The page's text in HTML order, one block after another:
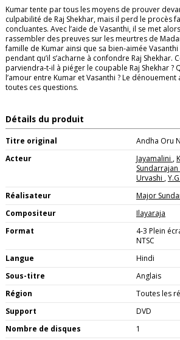
Kumar tente par tous les moyens de prouver
culpabilité de Raj Shekhar, mais il perd le procès
concluantes. Avec l’aide de Vasanthi, il se met
rassembler des preuves sur les meurtres de
famille de Kumar ainsi que sa bien‑aimée
pendant qu’il s’acharne à confondre Raj Shekhar.
parviendra‑t‑il à piéger le coupable Raj Shekhar ?
l’amour entre Kumar et Vasanthi ? Le
toutes ces questions.
Détails du produit
Titre original
Andha Oru
Acteur
Jayamalini ,
Sundarrajan
Urvashi ,
Réalisateur
Major
Compositeur
Ilayaraja
Format
4-3 Plein
NTSC
Langue
Hindi
Sous-titre
Anglais
Région
Toutes les
Support
DVD
Nombre de disques
1